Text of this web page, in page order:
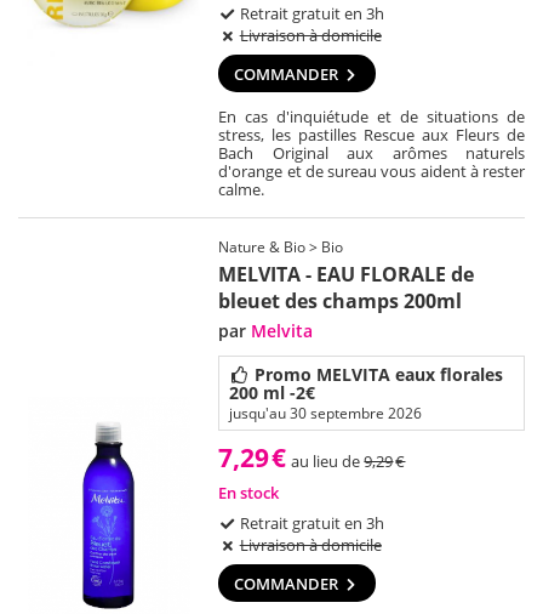
Retrait gratuit en 3h
Livraison à domicile
COMMANDER
En cas d'inquiétude et de situations de
stress, les pastilles Rescue aux Fleurs de
Bach Original aux arômes naturels
d'orange et de sureau vous aident à rester
calme.
Nature & Bio > Bio
MELVITA - EAU FLORALE de
bleuet des champs 200ml
par Melvita
Promo MELVITA eaux florales
200 ml -2€
jusqu'au 30 septembre 2026
7,29€ au lieu de9,29€
En stock
Retrait gratuit en 3h
Livraison à domicile
COMMANDER